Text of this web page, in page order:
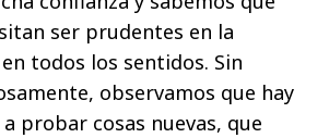
ser prudentes en la
todos los sentidos. Sin
observamos que hay
probar cosas nuevas, que